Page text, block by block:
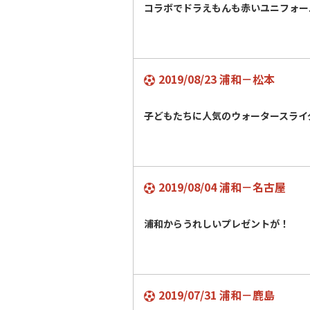
コラボでドラえもんも赤いユニフォ
2019/08/23 浦和－松本
子どもたちに人気のウォータースライ
2019/08/04 浦和－名古屋
浦和からうれしいプレゼントが！
2019/07/31 浦和－鹿島